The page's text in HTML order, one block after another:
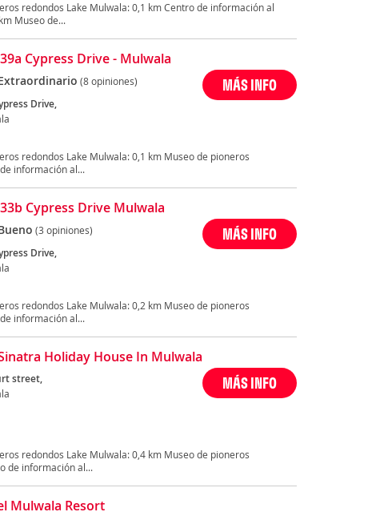
redondos Lake Mulwala: 0,1 km Centro de información al
Museo de...
Cypress Drive - Mulwala
(8 opiniones)
Drive,
MÁS INFO
redondos Lake Mulwala: 0,1 km Museo de pioneros
información al...
Cypress Drive Mulwala
(3 opiniones)
Drive,
MÁS INFO
redondos Lake Mulwala: 0,2 km Museo de pioneros
información al...
Holiday House In Mulwala
street, MÁS INFO
redondos Lake Mulwala: 0,4 km Museo de pioneros
de información al...
Mulwala Resort